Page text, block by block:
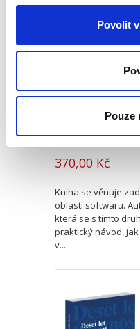
Povolit
Pouze
Jan Svoboda
370,00 Kč
Kniha se věnuje
oblasti softwaru.
která se s tímto
praktický návod,
v...